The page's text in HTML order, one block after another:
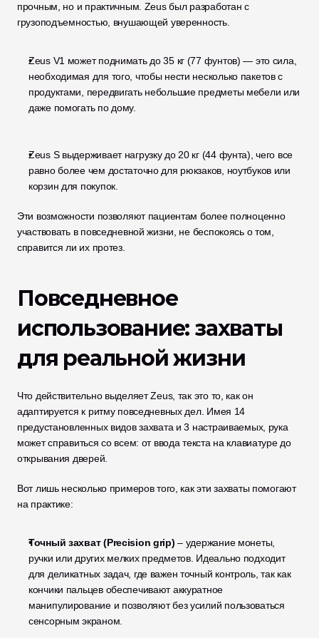
прочным, но и практичным. Zeus был разработан с
грузоподъемностью, внушающей уверенность.
Zeus V1 может поднимать до 35 кг (77 фунтов) — это сила,
необходимая для того, чтобы нести несколько пакетов с
продуктами, передвигать небольшие предметы мебели или
даже помогать по дому.
Zeus S выдерживает нагрузку до 20 кг (44 фунта), чего все
равно более чем достаточно для рюкзаков, ноутбуков или
корзин для покупок.
Эти возможности позволяют пациентам более полноценно
участвовать в повседневной жизни, не беспокоясь о том,
справится ли их протез.
Повседневное
использование: захваты
для реальной жизни
Что действительно выделяет Zeus, так это то, как он
адаптируется к ритму повседневных дел. Имея 14
предустановленных видов захвата и 3 настраиваемых, рука
может справиться со всем: от ввода текста на клавиатуре до
открывания дверей.
Вот лишь несколько примеров того, как эти захваты помогают
на практике:
Точный захват (Precision grip) – удержание монеты,
ручки или других мелких предметов. Идеально подходит
для деликатных задач, где важен точный контроль, так как
кончики пальцев обеспечивают аккуратное
манипулирование и позволяют без усилий пользоваться
сенсорным экраном.